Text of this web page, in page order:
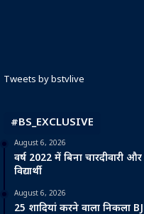
Tweets by bstvlive
#BS_EXCLUSIVE
August 6, 2026
वर्ष 2022 में बिना
विद्यार्थी
August 6, 2026
25 शादियां करने वाला निकला